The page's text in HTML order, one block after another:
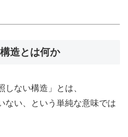
造とは何か
しない構造」とは、
ない、という単純な意味では